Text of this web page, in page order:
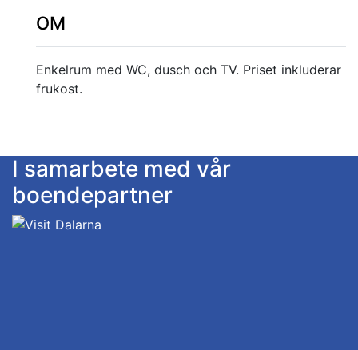
OM
Enkelrum med WC, dusch och TV. Priset inkluderar
frukost.
I samarbete med vår
boendepartner